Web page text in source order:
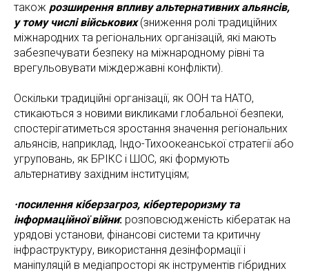
також розширення впливу альтернативних альянсів,
у тому числі військових(зниження ролі традиційних
міжнародних та регіональних організацій, які мають
забезпечувати безпеку на міжнародному рівні та
врегульовувати міждержавні конфлікти).
Оскільки традиційні організації, як ООН та НАТО,
стикаються з новими викликами глобальної безпеки,
спостерігатиметься зростання значення регіональних
альянсів, наприклад, Індо-Тихоокеанської стратегії або
угруповань, як БРІКС і ШОС, які формують
альтернативу західним інституціям;
·посилення кіберзагроз, кібертероризму та
інформаційної війни: розповсюдженість кібератак на
урядові установи, фінансові системи та критичну
інфраструктуру, використання дезінформації і
маніпуляцій в медіапросторі як інструментів гібридних